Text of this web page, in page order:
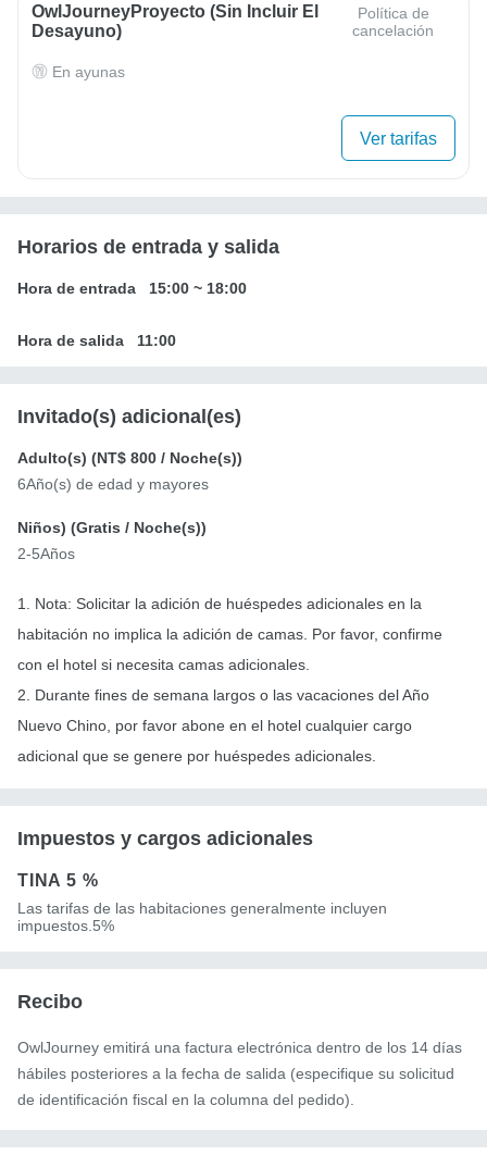
OwlJourneyProyecto (sin Incluir El
Desayuno)
Política de
cancelación
En ayunas
Ver tarifas
Horarios de entrada y salida
Hora de entrada 15:00 ~ 18:00
Hora de salida 11:00
Invitado(s) adicional(es)
Adulto(s) (NT$ 800 / Noche(s))
6Año(s) de edad y mayores
Niños) (Gratis / Noche(s))
2-5Años
1. Nota: Solicitar la adición de huéspedes adicionales en la
habitación no implica la adición de camas. Por favor, confirme
con el hotel si necesita camas adicionales.
2. Durante fines de semana largos o las vacaciones del Año
Nuevo Chino, por favor abone en el hotel cualquier cargo
adicional que se genere por huéspedes adicionales.
Impuestos y cargos adicionales
TINA 5 %
Las tarifas de las habitaciones generalmente incluyen
impuestos.5%
Recibo
OwlJourney emitirá una factura electrónica dentro de los 14 días
hábiles posteriores a la fecha de salida (especifique su solicitud
de identificación fiscal en la columna del pedido).